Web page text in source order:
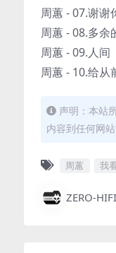
周蕙 - 07.谢谢
周蕙 - 08.多余
周蕙 - 09.人间
周蕙 - 10.给从
声明：本站
内容到任何网
周蕙 我
ZERO-HIFI